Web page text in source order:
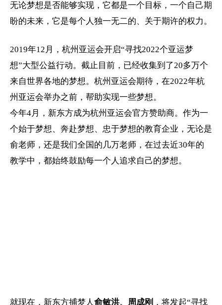
无论梦想是否能够实现，它都是一个目标，一个自己期
盼的未来，它是每个人独一无二的、关于期许的权力。
2019年12月，杭州亚运会开启“寻找2022个亚运梦
想”大型公益行动。截止目前，已经收集到了20多万个
来自世界各地的梦想。杭州亚运会期待，在2022年杭
州亚运会举办之前，帮助实现一些梦想。
今年4月， 新东方成为杭州亚运会官方赞助商。作为一
个始于梦想、奔赴梦想、忠于梦想的教育企业，无论是
俞老师，还是我们全国的几万老师，在过去近30年的
教学中，都始终鼓励每一个人追求自己的梦想。
就现在， 新东方捕梦人俞敏洪、周成刚 ， 将发起“寻找